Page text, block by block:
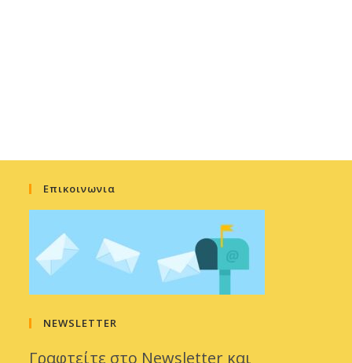
Επικοινωνια
NEWSLETTER
Γραφτείτε στο Newsletter και